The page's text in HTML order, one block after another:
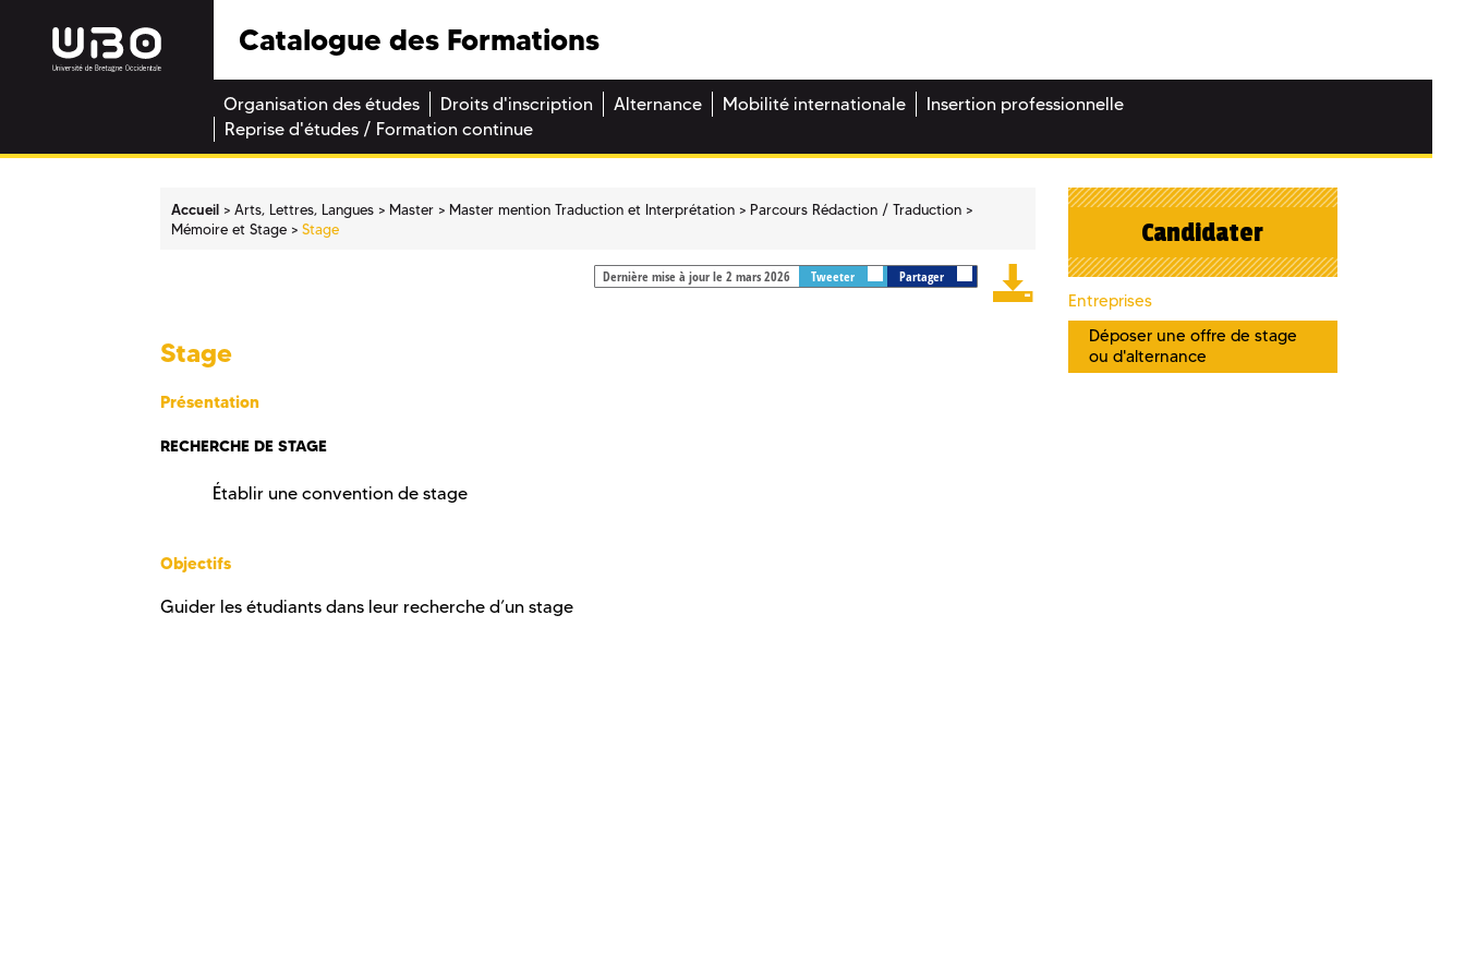
Catalogue des Formations
Organisation des études Droits d'inscription Alternance Mobilité internationale
Insertion professionnelle
Reprise d'études / Formation continue
Accueil Arts, Lettres, Langues Master Master mention Traduction et Interprétation
Parcours Rédaction / Traduction
Mémoire et Stage
Stage
Dernière mise à jour le 2 mars 2026 Tweeter Partager
Stage
Présentation
RECHERCHE DE STAGE
Établir une convention de stage
Objectifs
Guider les étudiants dans leur recherche d’un stage
Candidater
Entreprises
Déposer une offre de stage
ou d'alternance